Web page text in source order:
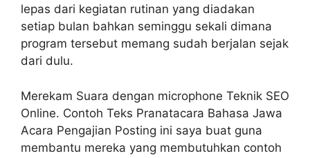
lepas dari kegiatan rutinan yang diadakan
setiap bulan bahkan seminggu sekali dimana
program tersebut memang sudah berjalan sejak
dari dulu.
Merekam Suara dengan microphone Teknik SEO
Online. Contoh Teks Pranatacara Bahasa Jawa
Acara Pengajian Posting ini saya buat guna
membantu mereka yang membutuhkan contoh